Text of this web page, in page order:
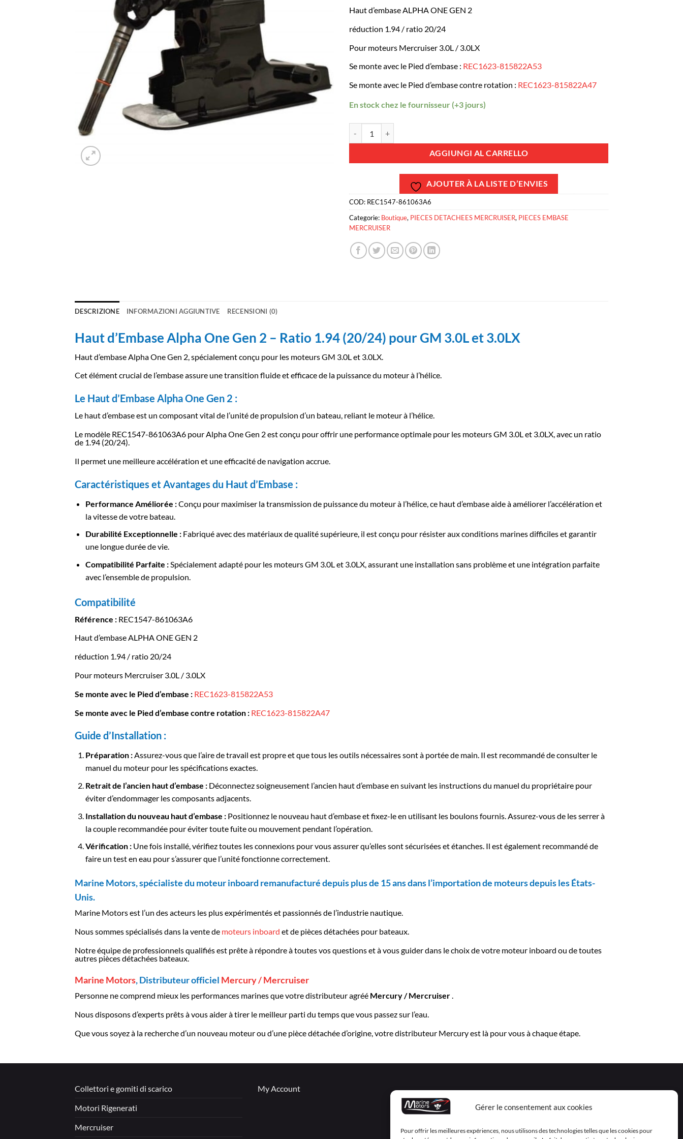
Gérer le consentement aux cookies
Pour offrir les meilleures expériences, nous utilisons des technologies telles que les cookies pour
Haut d’embase ALPHA ONE GEN 2
réduction 1.94 / ratio 20/24
Pour moteurs Mercruiser 3.0L / 3.0LX
Se monte avec le Pied d’embase : REC1623-815822A53
Se monte avec le Pied d’embase contre rotation : REC1623-815822A47
En stock chez le fournisseur (+3 jours)
AGGIUNGI AL CARRELLO
AJOUTER À LA LISTE D’ENVIES
COD: REC1547-861063A6
Categorie: Boutique, PIECES DETACHEES MERCRUISER, PIECES EMBASE
MERCRUISER
DESCRIZIONE INFORMAZIONI AGGIUNTIVE RECENSIONI (0)
Haut d’Embase Alpha One Gen 2 – Ratio 1.94 (20/24) pour GM 3.0L et 3.0LX
Haut d’embase Alpha One Gen 2, spécialement conçu pour les moteurs GM 3.0L et 3.0LX.
Cet élément crucial de l’embase assure une transition fluide et efficace de la puissance du moteur à l’hélice.
Le Haut d’Embase Alpha One Gen 2 :
Le haut d’embase est un composant vital de l’unité de propulsion d’un bateau, reliant le moteur à l’hélice.
Le modèle REC1547-861063A6 pour Alpha One Gen 2 est conçu pour offrir une performance optimale pour les moteurs GM 3.0L et 3.0LX, avec un ratio
de 1.94 (20/24).
Il permet une meilleure accélération et une efficacité de navigation accrue.
Caractéristiques et Avantages du Haut d’Embase :
Performance Améliorée :Conçu pour maximiser la transmission de puissance du moteur à l’hélice, ce haut d’embase aide à améliorer l’accélération et
la vitesse de votre bateau.
Durabilité Exceptionnelle :Fabriqué avec des matériaux de qualité supérieure, il est conçu pour résister aux conditions marines difficiles et garantir
une longue durée de vie.
Compatibilité Parfaite :Spécialement adapté pour les moteurs GM 3.0L et 3.0LX, assurant une installation sans problème et une intégration parfaite
avec l’ensemble de propulsion.
Compatibilité
Référence : REC1547-861063A6
Haut d’embase ALPHA ONE GEN 2
réduction 1.94 / ratio 20/24
Pour moteurs Mercruiser 3.0L / 3.0LX
Se monte avec le Pied d’embase : REC1623-815822A53
Se monte avec le Pied d’embase contre rotation : REC1623-815822A47
Guide d’Installation :
Préparation :Assurez-vous que l’aire de travail est propre et que tous les outils nécessaires sont à portée de main. Il est recommandé de consulter le
manuel du moteur pour les spécifications exactes.
Retrait de l’ancien haut d’embase :Déconnectez soigneusement l’ancien haut d’embase en suivant les instructions du manuel du propriétaire pour
éviter d’endommager les composants adjacents.
Installation du nouveau haut d’embase :Positionnez le nouveau haut d’embase et fixez-le en utilisant les boulons fournis. Assurez-vous de les serrer à
la couple recommandée pour éviter toute fuite ou mouvement pendant l’opération.
Vérification :Une fois installé, vérifiez toutes les connexions pour vous assurer qu’elles sont sécurisées et étanches. Il est également recommandé de
faire un test en eau pour s’assurer que l’unité fonctionne correctement.
Marine Motors, spécialiste du moteur inboard remanufacturé depuis plus de 15 ans dans l’importation de moteurs depuis les États-
Unis.
Marine Motors est l’un des acteurs les plus expérimentés et passionnés de l’industrie nautique.
Nous sommes spécialisés dans la vente de moteurs inboard et de pièces détachées pour bateaux.
Notre équipe de professionnels qualifiés est prête à répondre à toutes vos questions et à vous guider dans le choix de votre moteur inboard ou de toutes
autres pièces détachées bateaux.
Marine Motors, Distributeur officiel Mercury / Mercruiser
Personne ne comprend mieux les performances marines que votre distributeur agréé Mercury / Mercruiser.
Nous disposons d’experts prêts à vous aider à tirer le meilleur parti du temps que vous passez sur l’eau.
Que vous soyez à la recherche d’un nouveau moteur ou d’une pièce détachée d’origine, votre distributeur Mercury est là pour vous à chaque étape.
Collettori e gomiti di scarico
Motori Rigenerati
Mercruiser
My Account